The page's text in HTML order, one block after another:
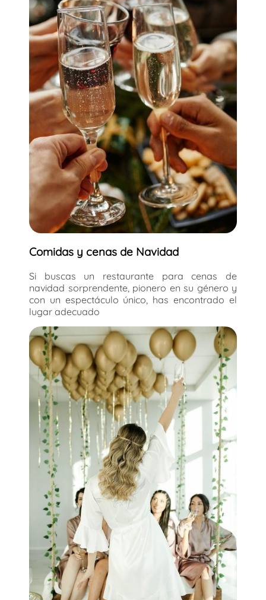
Comidas y cenas de Navidad
Si buscas un restaurante para cenas de
navidad sorprendente, pionero en su género y
con un espectáculo único, has encontrado el
lugar adecuado